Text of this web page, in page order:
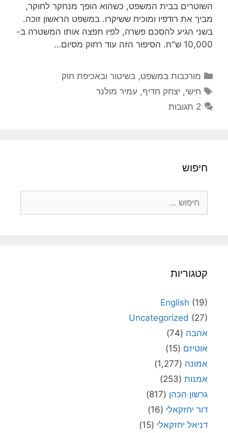
השוטרים בבית המשפט, כשהוא הופך מנחקר לחוקר,
מביך את רודפיו ומוכיח ששיקרו. במשפט הראשון זוכה.
בשני הגיע להסכם פשרה, לפיו תפצה אותו המשטרה ב-
10,000 ש"ח. הסיפור הזה עוד רחוק מסיום…
קטגוריות
מורכבות במשפט, בשיטור ובאכיפת חוק
תגיות
חישי, יצחק חדיף, עמיר מולנר
2 תגובות
חיפוש
קטגוריות
English (19)
Uncategorized (27)
אהבה (74)
אוטיזם (15)
אמונה (1,277)
אמנות (253)
גרשון הכהן (817)
דור יחזקאלי (16)
דניאל יחזקאלי (15)